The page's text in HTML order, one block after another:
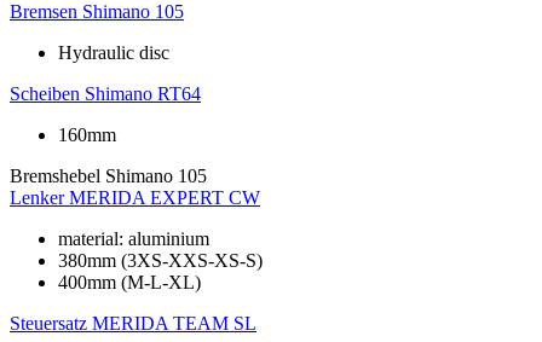
Bremsen Shimano 105
Hydraulic disc
Scheiben Shimano RT64
160mm
Bremshebel Shimano 105
Lenker MERIDA EXPERT CW
material: aluminium
380mm (3XS-XXS-XS-S)
400mm (M-L-XL)
Steuersatz MERIDA TEAM SL